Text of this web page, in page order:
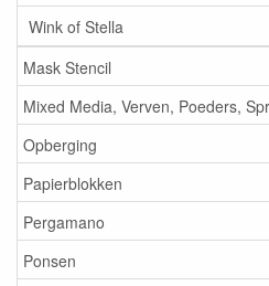
Wink of Stella
Mask Stencil
Mixed Media, Verven, Poeders,
Opberging
Papierblokken
Pergamano
Ponsen